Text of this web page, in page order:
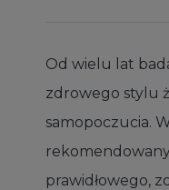
Od wielu lat
zdrowego stylu
samopoczucia.
prawidłowego,